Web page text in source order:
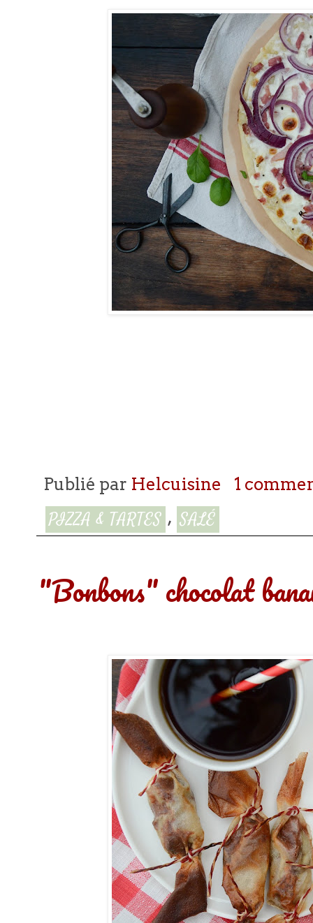
Publié par Helcuisine 1
PIZZA & TARTES , SALÉ
"Bonbons" chocolat